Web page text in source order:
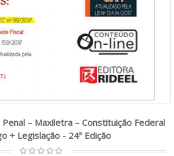
– Maxiletra – Constituição Federal
+ Legislação - 24ª Edição